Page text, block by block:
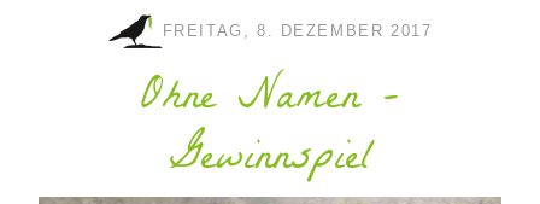
FREITAG, 8. DEZEMBER 2017
Ohne Namen -
Gewinnspiel